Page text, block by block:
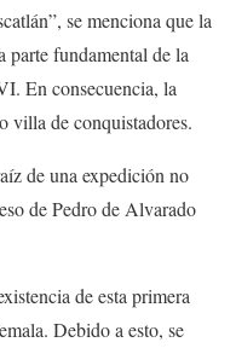
se menciona que la
parte fundamental de la
En consecuencia, la
villa de conquistadores.
de una expedición no
de Pedro de Alvarado
de esta primera
Debido a esto, se